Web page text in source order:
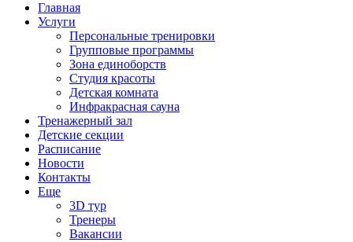
Главная
Услуги
Персональные тренировки
Групповые программы
Зона единоборств
Студия красоты
Детская комната
Инфракрасная сауна
Тренажерный зал
Детские секции
Расписание
Новости
Контакты
Еще
3D тур
Тренеры
Вакансии